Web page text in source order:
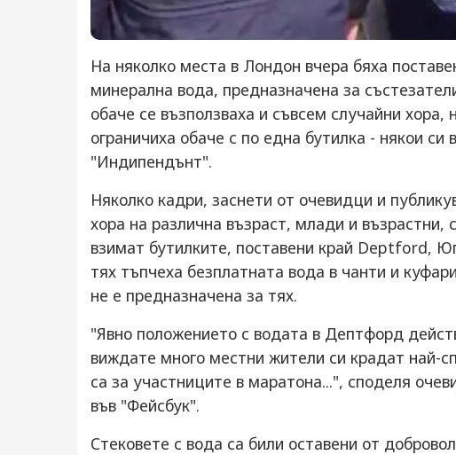
На няколко места в Лондон вчера бяха
минерална вода, предназначена за
обаче се възползваха и съвсем случайни
ограничиха обаче с по една бутилка - някои
"Индипендънт".
Няколко кадри, заснети от очевидци и
хора на различна възраст, млади и възрастни,
взимат бутилките, поставени край Deptford,
тях тъпчеха безплатната вода в чанти и
не е предназначена за тях.
"Явно положението с водата в Дептфорд
виждате много местни жители си крадат най-
са за участниците в маратона...", споделя
във "Фейсбук".
Стековете с вода са били оставени от